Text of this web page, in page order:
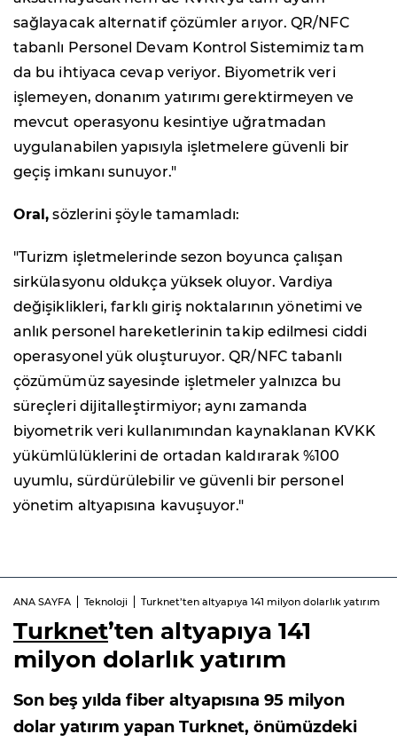
sağlayacak alternatif çözümler arıyor. QR/NFC
tabanlı Personel Devam Kontrol Sistemimiz tam
da bu ihtiyaca cevap veriyor. Biyometrik veri
işlemeyen, donanım yatırımı gerektirmeyen ve
mevcut operasyonu kesintiye uğratmadan
uygulanabilen yapısıyla işletmelere güvenli bir
geçiş imkanı sunuyor."
Oral, sözlerini şöyle tamamladı:
"Turizm işletmelerinde sezon boyunca çalışan
sirkülasyonu oldukça yüksek oluyor. Vardiya
değişiklikleri, farklı giriş noktalarının yönetimi ve
anlık personel hareketlerinin takip edilmesi ciddi
operasyonel yük oluşturuyor. QR/NFC tabanlı
çözümümüz sayesinde işletmeler yalnızca bu
süreçleri dijitalleştirmiyor; aynı zamanda
biyometrik veri kullanımından kaynaklanan KVKK
yükümlülüklerini de ortadan kaldırarak %100
uyumlu, sürdürülebilir ve güvenli bir personel
yönetim altyapısına kavuşuyor."
ANA SAYFA Teknoloji Turknet’ten altyapıya 141 milyon dolarlık yatırım
Turknet’ten altyapıya 141
milyon dolarlık yatırım
Son beş yılda fiber altyapısına 95 milyon
dolar yatırım yapan Turknet, önümüzdeki